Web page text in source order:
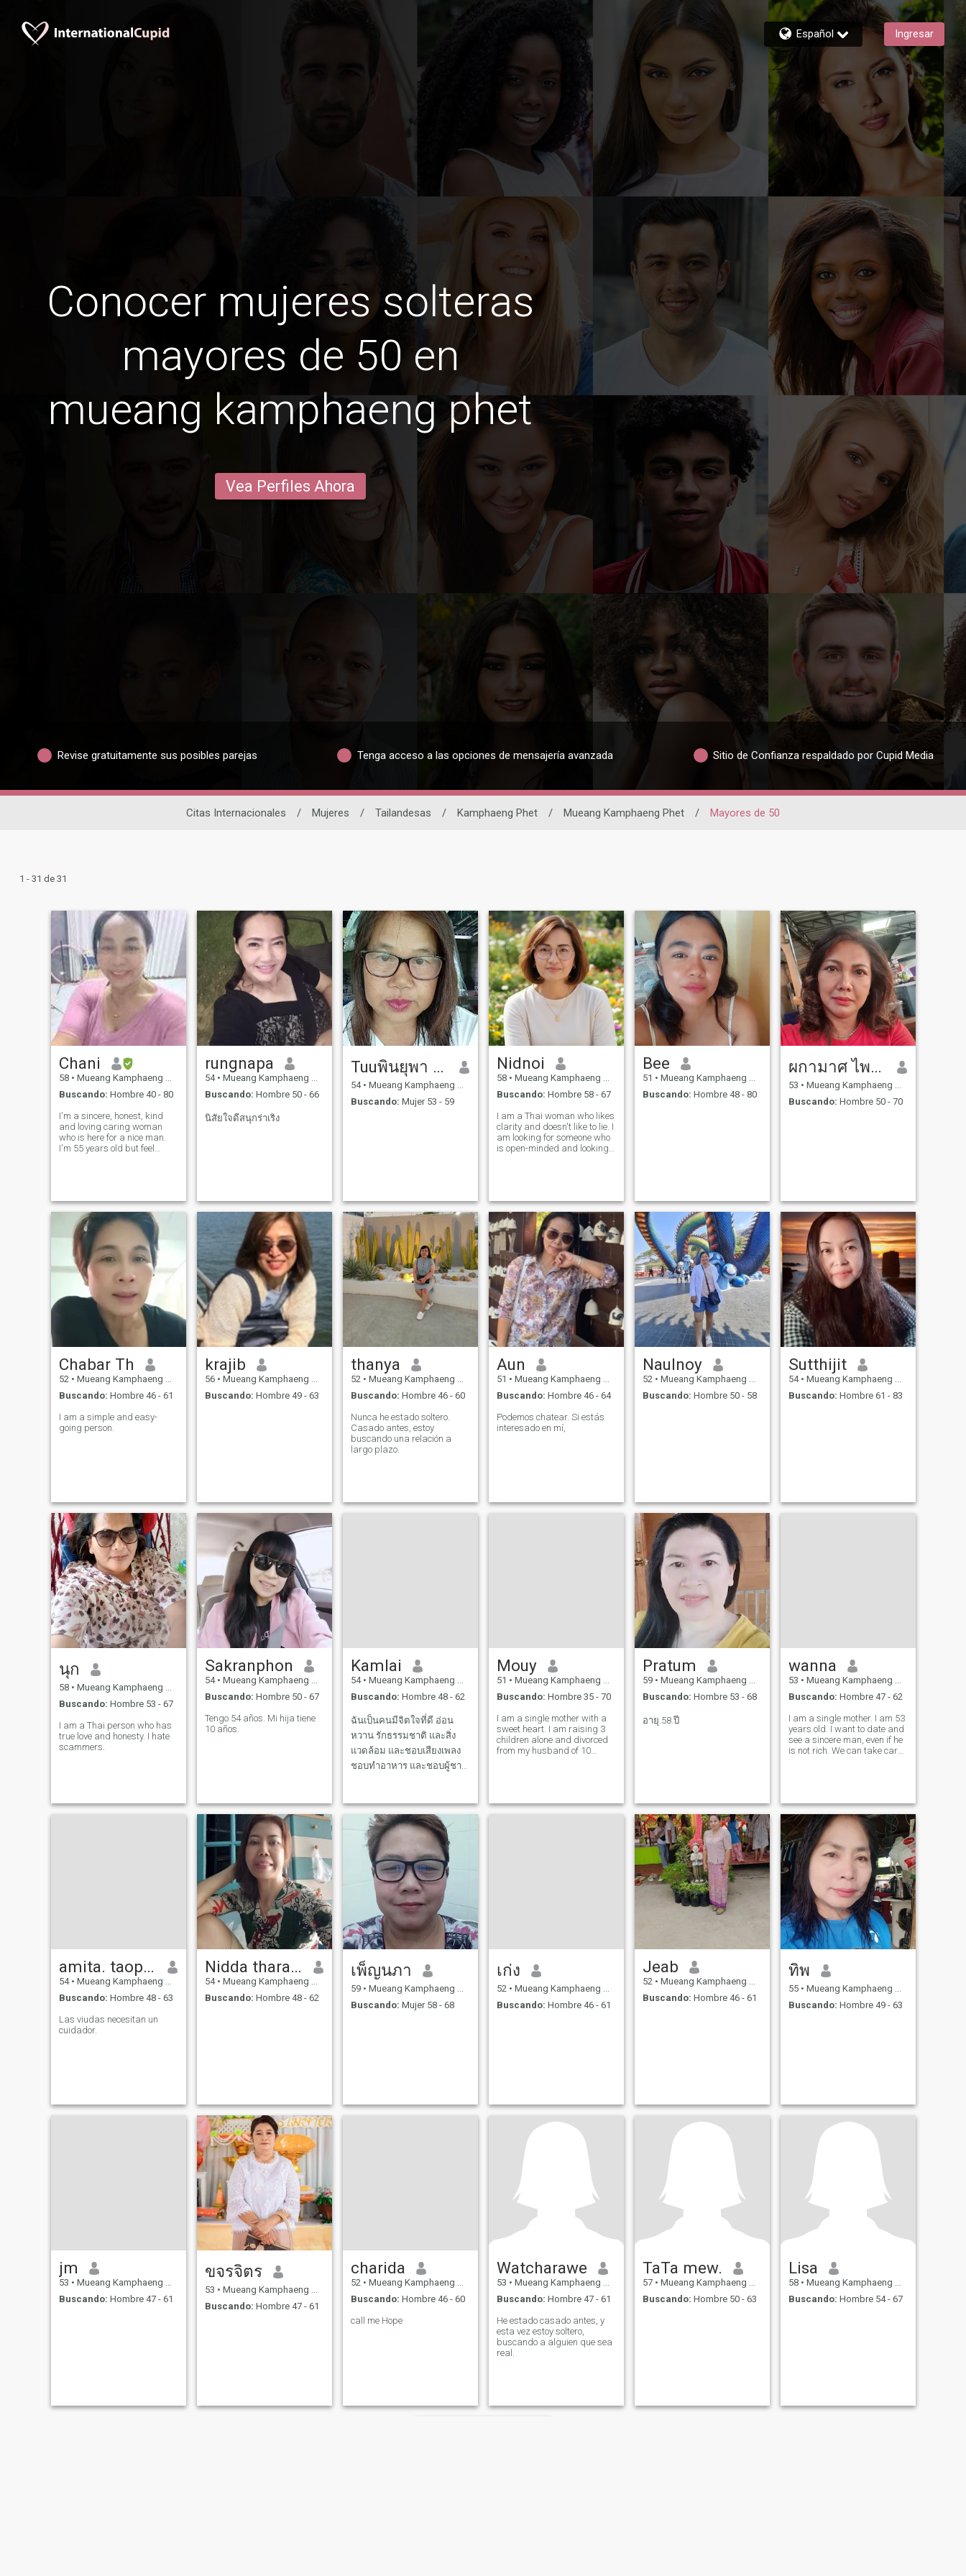
Español Ingresar
Conocer mujeres solteras
mayores de 50 en
mueang kamphaeng phet
Vea Perfiles Ahora
Revise gratuitamente sus posibles parejas Tenga acceso a las opciones de mensajería avanzada Sitio de Confianza respaldado por Cupid Media
Citas Internacionales / Mujeres / Tailandesas / Kamphaeng Phet / Mueang Kamphaeng Phet / Mayores de 50
1 - 31 de 31
Chani
58 • Mueang Kamphaeng Phet, Kamphaeng Phet, Tailandia
Buscando: Hombre 40 - 80
I'm a sincere, honest, kind
and loving caring woman
who is here for a nice man.
I'm 55 years old but feel
gardening, walking,
beaches, animals, T
rungnapa
54 • Mueang Kamphaeng Phet, Kamphaeng Phet, Tailandia
Buscando: Hombre 50 - 66
นิสัยใจดีสนุกร่าเริง
Tuuพินยุพา วิจารวงษ์
54 • Mueang Kamphaeng Phet, Kamphaeng Phet, Tailandia
Buscando: Mujer 53 - 59
Nidnoi
58 • Mueang Kamphaeng Phet, Kamphaeng Phet, Tailandia
Buscando: Hombre 58 - 67
I am a Thai woman who likes
clarity and doesn't like to lie. I
am looking for someone who
is open-minded and looking
Bee
51 • Mueang Kamphaeng Phet, Kamphaeng Phet, Tailandia
Buscando: Hombre 48 - 80
ผกามาศ ไพรซ์
53 • Mueang Kamphaeng Phet, Kamphaeng Phet, Tailandia
Buscando: Hombre 50 - 70
Chabar Th
52 • Mueang Kamphaeng Phet, Kamphaeng Phet, Tailandia
Buscando: Hombre 46 - 61
I am a simple and easy-
going person.
krajib
56 • Mueang Kamphaeng Phet, Kamphaeng Phet, Tailandia
Buscando: Hombre 49 - 63
thanya
52 • Mueang Kamphaeng Phet, Kamphaeng Phet, Tailandia
Buscando: Hombre 46 - 60
Nunca he estado soltero.
Casado antes, estoy
buscando una relación a
largo plazo.
Aun
51 • Mueang Kamphaeng Phet, Kamphaeng Phet, Tailandia
Buscando: Hombre 46 - 64
Podemos chatear. Si estás
interesado en mí,
Naulnoy
52 • Mueang Kamphaeng Phet, Kamphaeng Phet, Tailandia
Buscando: Hombre 50 - 58
Sutthijit
54 • Mueang Kamphaeng Phet, Kamphaeng Phet, Tailandia
Buscando: Hombre 61 - 83
นุก
58 • Mueang Kamphaeng Phet, Kamphaeng Phet, Tailandia
Buscando: Hombre 53 - 67
I am a Thai person who has
true love and honesty. I hate
scammers.
Sakranphon
54 • Mueang Kamphaeng Phet, Kamphaeng Phet, Tailandia
Buscando: Hombre 50 - 67
Tengo 54 años. Mi hija tiene
10 años.
Kamlai
54 • Mueang Kamphaeng Phet, Kamphaeng Phet, Tailandia
Buscando: Hombre 48 - 62
ฉันเป็นคนมีจิตใจที่ดี อ่อน
หวาน รักธรรมชาติ และสิ่ง
แวดล้อม และชอบเสียงเพลง
ชอบทำอาหาร และชอบผู้ชาย
Mouy
51 • Mueang Kamphaeng Phet, Kamphaeng Phet, Tailandia
Buscando: Hombre 35 - 70
I am a single mother with a
sweet heart. I am raising 3
children alone and divorced
from my husband of 10
Pratum
59 • Mueang Kamphaeng Phet, Kamphaeng Phet, Tailandia
Buscando: Hombre 53 - 68
อายุ.58.ปี
wanna
53 • Mueang Kamphaeng Phet, Kamphaeng Phet, Tailandia
Buscando: Hombre 47 - 62
I am a single mother. I am 53
years old. I want to date and
see a sincere man, even if he
is not rich. We can take care
amita. taophrong
54 • Mueang Kamphaeng Phet, Kamphaeng Phet, Tailandia
Buscando: Hombre 48 - 63
Las viudas necesitan un
cuidador.
Nidda tharatan
54 • Mueang Kamphaeng Phet, Kamphaeng Phet, Tailandia
Buscando: Hombre 48 - 62
เพ็ญนภา
59 • Mueang Kamphaeng Phet, Kamphaeng Phet, Tailandia
Buscando: Mujer 58 - 68
เก่ง
52 • Mueang Kamphaeng Phet, Kamphaeng Phet, Tailandia
Buscando: Hombre 46 - 61
Jeab
52 • Mueang Kamphaeng Phet, Kamphaeng Phet, Tailandia
Buscando: Hombre 46 - 61
ทิพ
55 • Mueang Kamphaeng Phet, Kamphaeng Phet, Tailandia
Buscando: Hombre 49 - 63
jm
53 • Mueang Kamphaeng Phet, Kamphaeng Phet, Tailandia
Buscando: Hombre 47 - 61
ขจรจิตร
53 • Mueang Kamphaeng Phet, Kamphaeng Phet, Tailandia
Buscando: Hombre 47 - 61
charida
52 • Mueang Kamphaeng Phet, Kamphaeng Phet, Tailandia
Buscando: Hombre 46 - 60
call me Hope
Watcharawe
53 • Mueang Kamphaeng Phet, Kamphaeng Phet, Tailandia
Buscando: Hombre 47 - 61
He estado casado antes, y
esta vez estoy soltero,
buscando a alguien que sea
real.
TaTa mew.
57 • Mueang Kamphaeng Phet, Kamphaeng Phet, Tailandia
Buscando: Hombre 50 - 63
Lisa
58 • Mueang Kamphaeng Phet, Kamphaeng Phet, Tailandia
Buscando: Hombre 54 - 67